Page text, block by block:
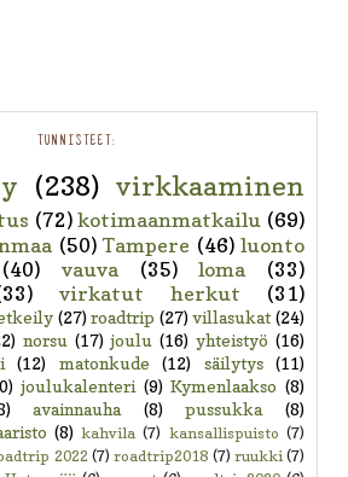
TUNNISTEET:
(238) virkkaaminen
(72) kotimaanmatkailu (69)
(50) Tampere (46) luonto
(40) vauva (35) loma
(33)
virkatut herkut (31)
(27) roadtrip (27) villasukat (24)
norsu (17) joulu (16) yhteistyö (16)
(12) matonkude (12) säilytys
(11)
joulukalenteri (9) Kymenlaakso (8)
avainnauha (8) pussukka
(8)
(8) kahvila (7) kansallispuisto (7)
2022 (7) roadtrip2018 (7) ruukki (7)